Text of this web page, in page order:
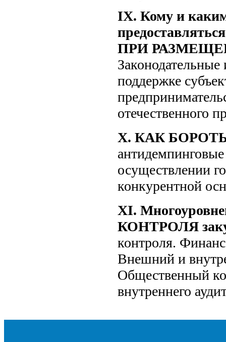
IХ. Кому и
ПРИ
поддержке
отечественного
Х. КАК
осуществлении
конкурентной
ХI.
КОНТРОЛЯ
контроля.
Внешний и
Общественный
внутреннего